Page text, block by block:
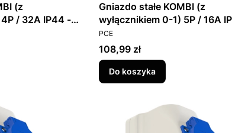
(z
/ 32A IP44 -
Gniazdo stałe KOMBI (z
wyłącznikiem 0-1) 5P / 16A
915-6W - 915-6W
PRODUCENT
PCE
Cena
108,99 zł
Do koszyka